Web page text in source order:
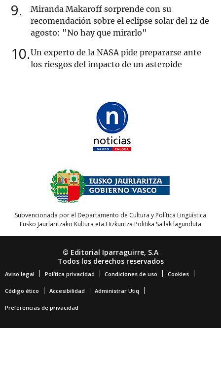
9
Miranda Makaroff sorprende con su
recomendación sobre el eclipse solar del 12 de
agosto: "No hay que mirarlo"
10 Un experto de la NASA pide prepararse ante
los riesgos del impacto de un asteroide
Subvencionada por el Departamento de Cultura y Política Lingüística
Eusko Jaurlaritzako Kultura eta Hizkuntza Politika Sailak lagunduta
© Editorial Iparraguirre, S.A
Todos los derechos reservados
Aviso legal Política privacidad Condiciones de uso Cookies
Código ético Accesibilidad Administrar Utiq
Preferencias de privacidad